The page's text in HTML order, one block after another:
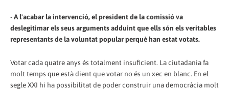
-A l'acabar la intervenció, el president de la comissió va
deslegitimar els seus arguments adduint que ells són els veritables
representants de la voluntat popular perquè han estat votats.
Votar cada quatre anys és totalment insuficient. La ciutadania fa
molt temps que està dient que votar no és un xec en blanc. En el
segle XXI hi ha possibilitat de poder construir una democràcia molt